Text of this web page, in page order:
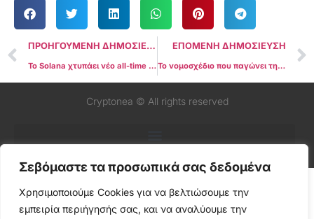
Σεβόμαστε τα προσωπικά σας δεδομένα
Χρησιμοποιούμε Cookies για να βελτιώσουμε την
εμπειρία περιήγησής σας, και να αναλύουμε την
ΠΡΟΗΓΟΥΜΕΝΗ ΔΗΜΟΣΙΕΥΣΗ
Το Solana χτυπάει νέο all-time high για RWA – τι σημαίνει και γιατί έχει σημασία
ΕΠΟΜΕΝΗ ΔΗΜΟΣΙΕΥΣΗ
Το νομοσχέδιο που παγώνει την αγορά crypto: Πώς το CLARITY Act απειλεί stablecoins, DeFi και αλλάζει τους κανόνες του παιχνιδιού
Cryptonea © All rights reserved